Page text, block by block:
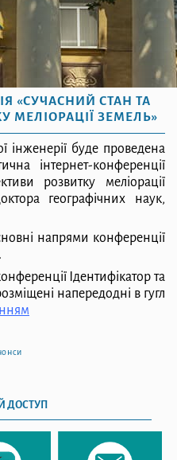
«СУЧАСНИЙ СТАН ТА
МЕЛІОРАЦІЇ ЗЕМЕЛЬ»
інженерії буде проведена
інтернет-конференції
розвитку меліорації
географічних наук,
напрями конференції
.
Ідентифікатор та
напередодні в гугл
ДОСТУП